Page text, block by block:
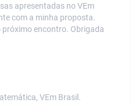
apresentadas no VEm
com a minha proposta.
encontro. Obrigada
VEm Brasil.